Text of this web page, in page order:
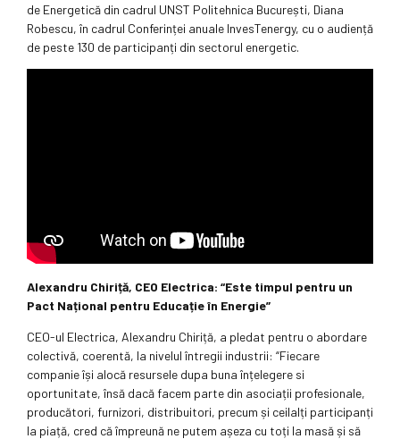
de Energetică din cadrul UNST Politehnica București, Diana
Robescu, în cadrul Conferinței anuale InvesTenergy, cu o audiență
de peste 130 de participanți din sectorul energetic.
Alexandru Chiriță, CEO Electrica: “Este timpul pentru un
Pact Național pentru Educație în Energie”
CEO-ul Electrica, Alexandru Chiriță, a pledat pentru o abordare
colectivă, coerentă, la nivelul întregii industrii: “Fiecare
companie își alocă resursele dupa buna înțelegere si
oportunitate, însă dacă facem parte din asociații profesionale,
producători, furnizori, distribuitori, precum și ceilalți participanți
la piață, cred că împreună ne putem așeza cu toți la masă și să